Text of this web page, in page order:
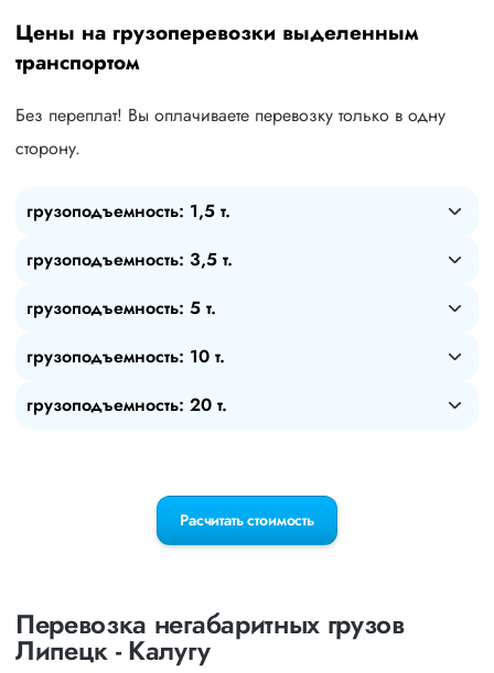
Цены на грузоперевозки выделенным
транспортом
Без переплат! Вы оплачиваете перевозку только в одну
сторону.
грузоподъемность: 1,5 т.
грузоподъемность: 3,5 т.
грузоподъемность: 5 т.
грузоподъемность: 10 т.
грузоподъемность: 20 т.
Расчитать стоимость
Перевозка негабаритных грузов
Липецк - Калугу